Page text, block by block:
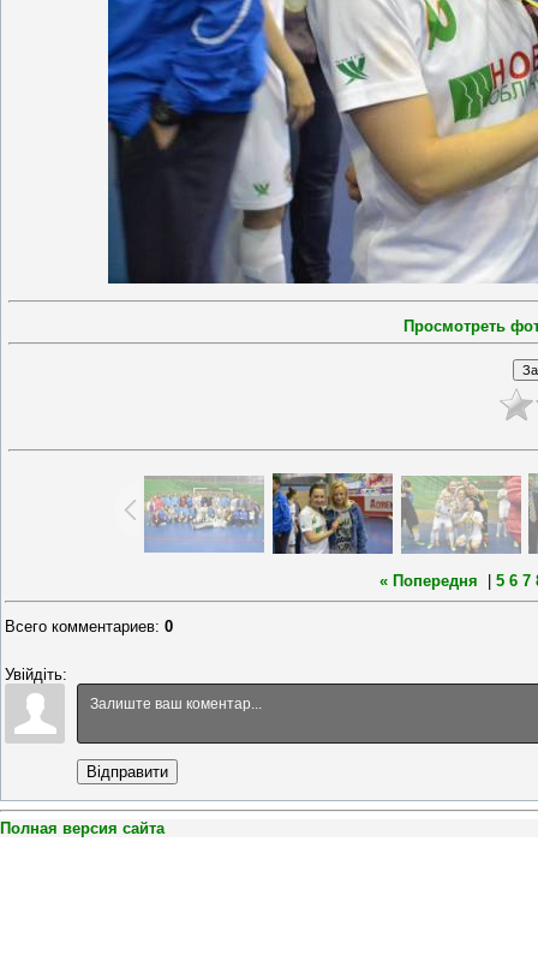
Просмотреть
« Попередня | 5 6 7
Всего комментариев: 0
Увійдіть:
Відправити
Полная версия сайта